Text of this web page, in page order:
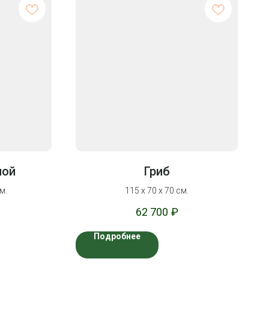
Гриб
115 х 70 х 70 см.
62 700 ₽
Подробнее